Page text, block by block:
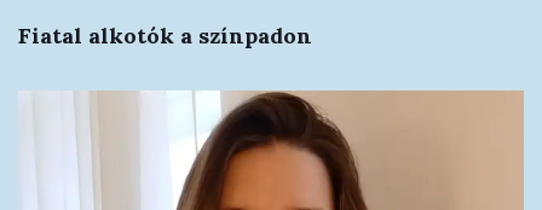
Fiatal alkotók a színpadon